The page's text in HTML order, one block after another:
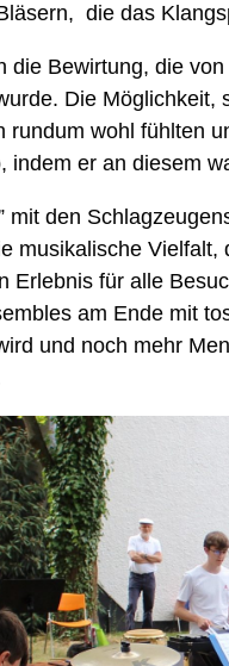
die das
die Bewirtung, die
Die
rundum wohl fühlten
indem er an diesem
mit den
musikalische
Erlebnis für alle
am Ende mit
und noch mehr